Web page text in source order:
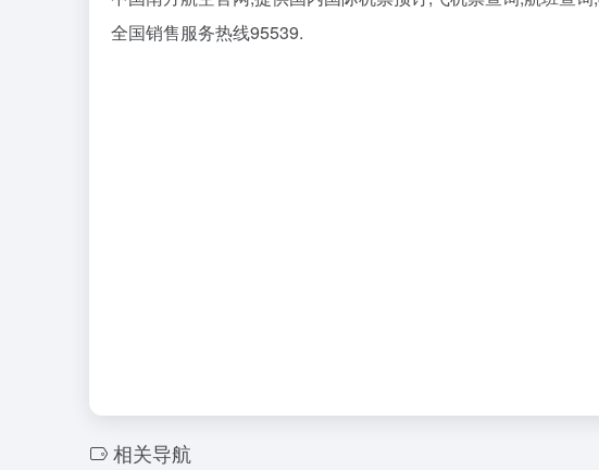
全国销售服务热线95539.
相关导航